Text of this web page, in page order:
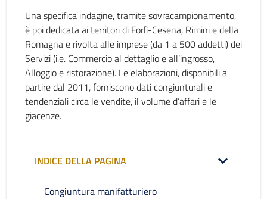
Una specifica indagine, tramite sovracampionamento,
è poi dedicata ai territori di Forlì-Cesena, Rimini e della
Romagna e rivolta alle imprese (da 1 a 500 addetti) dei
Servizi (i.e. Commercio al dettaglio e all’ingrosso,
Alloggio e ristorazione). Le elaborazioni, disponibili a
partire dal 2011, forniscono dati congiunturali e
tendenziali circa le vendite, il volume d’affari e le
giacenze.
INDICE DELLA PAGINA
Congiuntura manifatturiero